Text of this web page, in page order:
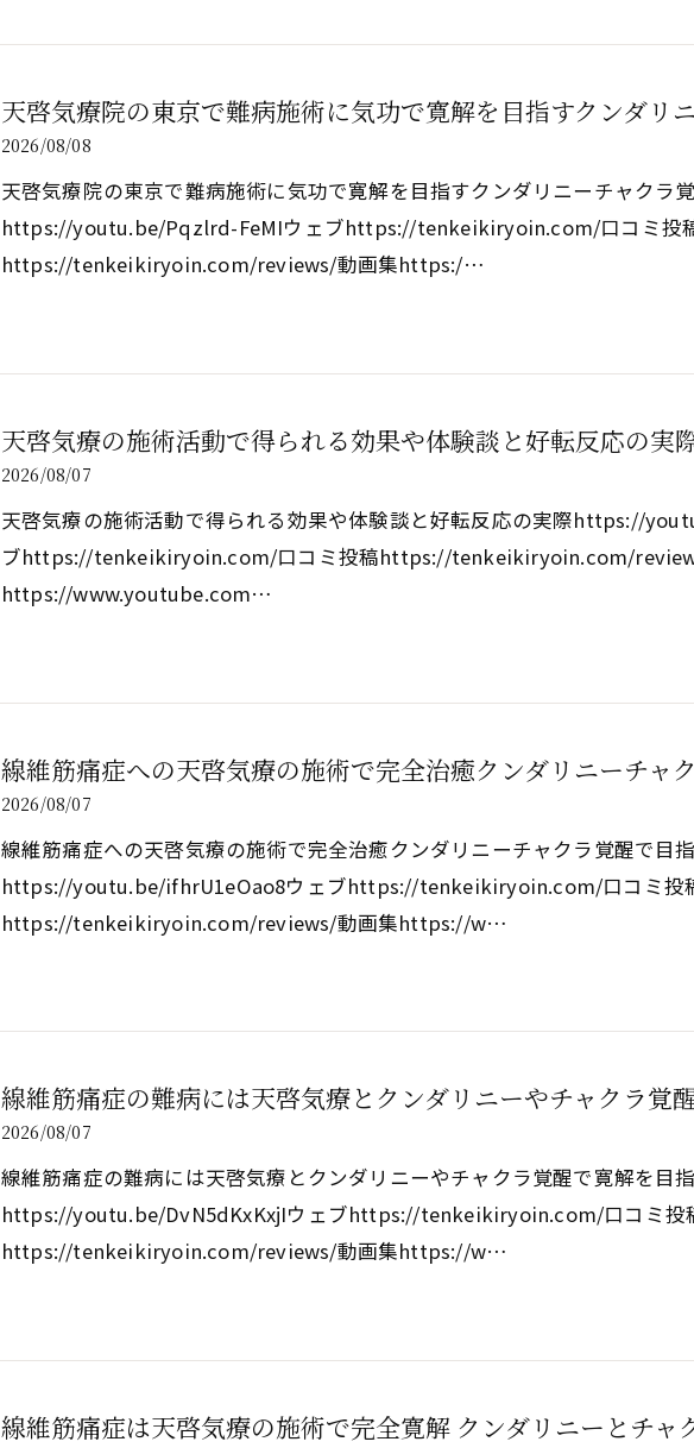
天啓気療院の東京で難病施術に気功で寛解を目指すクンダリ
2026/08/08
天啓気療院の東京で難病施術に気功で寛解を目指すクンダリニーチャクラ
https://youtu.be/Pqzlrd-FeMIウェブhttps://tenkeikiryoin.com/口コミ投
https://tenkeikiryoin.com/reviews/動画集https:/…
天啓気療の施術活動で得られる効果や体験談と好転反応の実
2026/08/07
天啓気療の施術活動で得られる効果や体験談と好転反応の実際https://
ブhttps://tenkeikiryoin.com/口コミ投稿https://tenkeikiryoin.com/
https://www.youtube.com…
線維筋痛症への天啓気療の施術で完全治癒クンダリニーチャ
2026/08/07
線維筋痛症への天啓気療の施術で完全治癒クンダリニーチャクラ覚醒で目
https://youtu.be/ifhrU1eOao8ウェブhttps://tenkeikiryoin.com/口コミ投
https://tenkeikiryoin.com/reviews/動画集https://w…
線維筋痛症の難病には天啓気療とクンダリニーやチャクラ覚
2026/08/07
線維筋痛症の難病には天啓気療とクンダリニーやチャクラ覚醒で寛解を目
https://youtu.be/DvN5dKxKxjIウェブhttps://tenkeikiryoin.com/口コミ投
https://tenkeikiryoin.com/reviews/動画集https://w…
線維筋痛症は天啓気療の施術で完全寛解 クンダリニーとチャ